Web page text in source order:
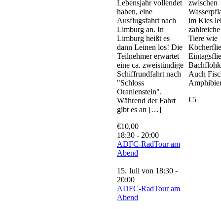
Lebensjahr vollendet
haben, eine
Ausflugsfahrt nach
Limburg an. In
Limburg heißt es
dann Leinen los! Die
Teilnehmer erwartet
eine ca. zweistündige
Schiffrundfahrt nach
"Schloss
Oranienstein".
Während der Fahrt
gibt es an […]
€10,00
18:30 - 20:00
ADFC-RadTour am
Abend
15. Juli von 18:30 -
20:00
ADFC-RadTour am
Abend
zwischen
im Kies
Tiere wie
Auch
€5